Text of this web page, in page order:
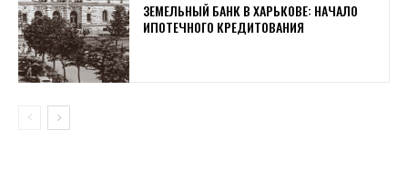
ЗЕМЕЛЬНЫЙ БАНК В ХАРЬКОВЕ: НАЧАЛО
ИПОТЕЧНОГО КРЕДИТОВАНИЯ